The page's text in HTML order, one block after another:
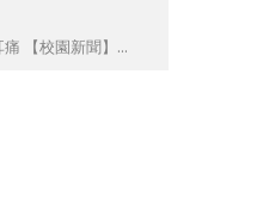
【校園新聞】...